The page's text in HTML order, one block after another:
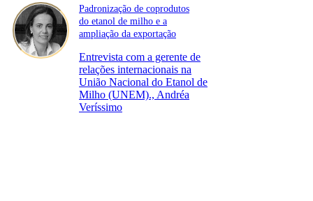
Padronização de coprodutos
do etanol de milho e a
ampliação da exportação
Entrevista com a gerente de
relações internacionais na
União Nacional do Etanol de
Milho (UNEM)., Andréa
Veríssimo